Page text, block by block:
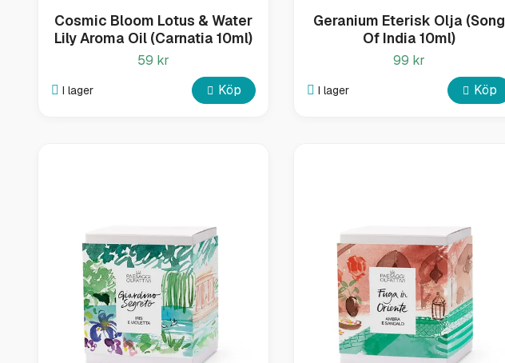
Cosmic Bloom Lotus & Water
Lily Aroma Oil (Carnatia 10ml)
59 kr
I lager Köp
Geranium Eterisk Olja (Song
Of India 10ml)
99 kr
I lager Köp